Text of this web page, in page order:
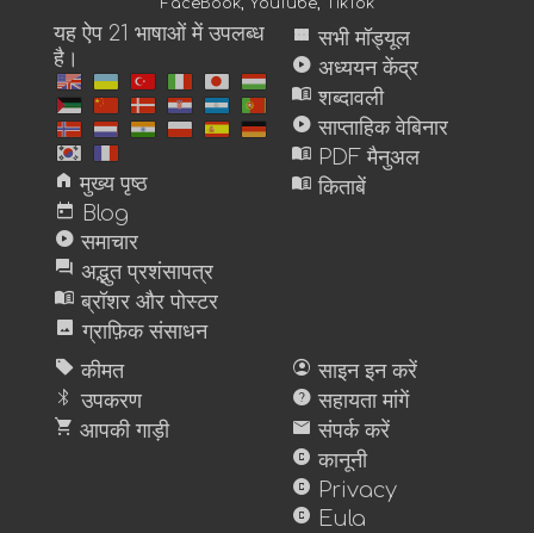
FaceBook, YouTube, TikTok
यह ऐप 21 भाषाओं में उपलब्ध
है।
home मुख्य पृष्ठ
today Blog
play_circle समाचार
forum अद्भुत प्रशंसापत्र
menu_book ब्रॉशर और पोस्टर
image ग्राफ़िक संसाधन
view_module सभी मॉड्यूल
play_circle अध्ययन केंद्र
menu_book शब्दावली
play_circle साप्ताहिक वेबिनार
menu_book PDF मैनुअल
menu_book किताबें
sell कीमत
bluetooth उपकरण
shopping_cart आपकी गाड़ी
account_circle साइन इन करें
help सहायता मांगें
mail संपर्क करें
copyright कानूनी
copyright Privacy
copyright Eula